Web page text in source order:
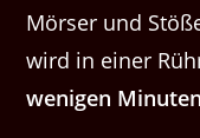
Mörser und
wird in einer
wenigen